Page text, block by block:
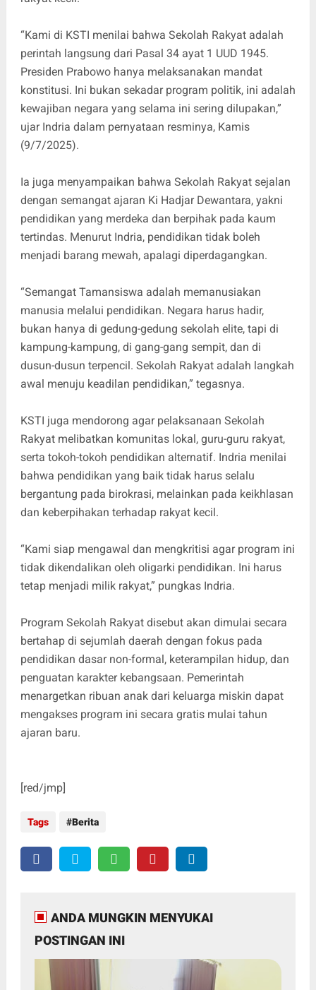
“Kami di KSTI menilai bahwa Sekolah Rakyat adalah
perintah langsung dari Pasal 34 ayat 1 UUD 1945.
Presiden Prabowo hanya melaksanakan mandat
konstitusi. Ini bukan sekadar program politik, ini adalah
kewajiban negara yang selama ini sering dilupakan,”
ujar Indria dalam pernyataan resminya, Kamis
(9/7/2025).
Ia juga menyampaikan bahwa Sekolah Rakyat sejalan
dengan semangat ajaran Ki Hadjar Dewantara, yakni
pendidikan yang merdeka dan berpihak pada kaum
tertindas. Menurut Indria, pendidikan tidak boleh
menjadi barang mewah, apalagi diperdagangkan.
“Semangat Tamansiswa adalah memanusiakan
manusia melalui pendidikan. Negara harus hadir,
bukan hanya di gedung-gedung sekolah elite, tapi di
kampung-kampung, di gang-gang sempit, dan di
dusun-dusun terpencil. Sekolah Rakyat adalah langkah
awal menuju keadilan pendidikan,” tegasnya.
KSTI juga mendorong agar pelaksanaan Sekolah
Rakyat melibatkan komunitas lokal, guru-guru rakyat,
serta tokoh-tokoh pendidikan alternatif. Indria menilai
bahwa pendidikan yang baik tidak harus selalu
bergantung pada birokrasi, melainkan pada keikhlasan
dan keberpihakan terhadap rakyat kecil.
“Kami siap mengawal dan mengkritisi agar program ini
tidak dikendalikan oleh oligarki pendidikan. Ini harus
tetap menjadi milik rakyat,” pungkas Indria.
Program Sekolah Rakyat disebut akan dimulai secara
bertahap di sejumlah daerah dengan fokus pada
pendidikan dasar non-formal, keterampilan hidup, dan
penguatan karakter kebangsaan. Pemerintah
menargetkan ribuan anak dari keluarga miskin dapat
mengakses program ini secara gratis mulai tahun
ajaran baru.
[red/jmp]
Tags Berita
ANDA MUNGKIN MENYUKAI
POSTINGAN INI